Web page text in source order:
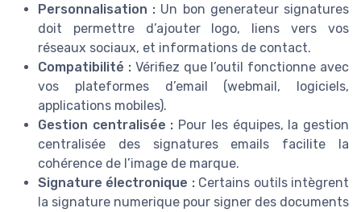
Personnalisation : Un bon generateur signatures
doit permettre d’ajouter logo, liens vers vos
réseaux sociaux, et informations de contact.
Compatibilité :Vérifiez que l’outil fonctionne avec
vos plateformes d’email (webmail, logiciels,
applications mobiles).
Gestion centralisée : Pour les équipes, la gestion
centralisée des signatures emails facilite la
cohérence de l’image de marque.
Signature électronique :Certains outils intègrent
la signature numerique pour signer des documents